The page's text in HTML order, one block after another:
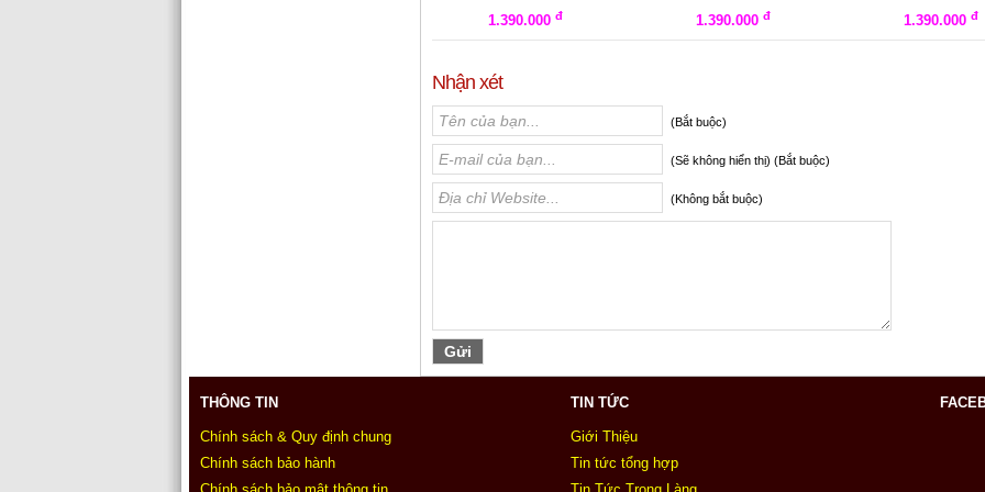
tình_TM505
1.390.000 đ thành_TM504
1.390.000 đ 1.390.000đ
Nhận xét
(Bắt buộc)
(Sẽ không hiển thị) (Bắt buộc)
(Không bắt buộc)
THÔNG TIN
Chính sách & Quy định chung
Chính sách bảo hành
TIN TỨC
Giới Thiệu
Tin tức tổng hợp